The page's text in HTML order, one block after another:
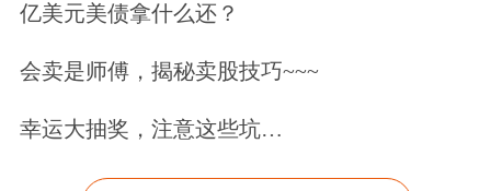
亿美元美债拿什么还？
会卖是师傅，揭秘卖股技巧~~~
幸运大抽奖，注意这些坑…